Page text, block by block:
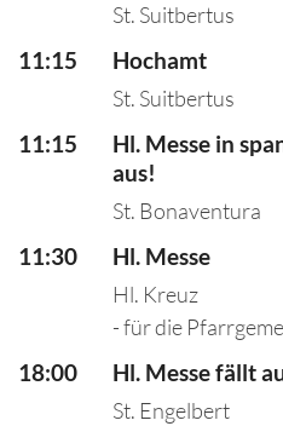
St. Suitbertus
11:15 Hochamt
St. Suitbertus
11:15
Hl. Messe in
aus!
St. Bonaventura
11:30 Hl. Messe
Hl. Kreuz
- für die
18:00 Hl. Messe fällt
St. Engelbert